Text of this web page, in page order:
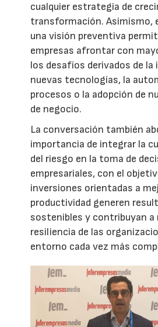
cualquier estrategia de
transformación. Asimismo,
una visión preventiva
empresas afrontar con
los desafíos derivados de la
nuevas tecnologías, la
procesos o la adopción de
de negocio.
La conversación también
importancia de integrar la
del riesgo en la toma de
empresariales, con el
inversiones orientadas a
productividad generen
sostenibles y contribuyan a
resiliencia de las
entorno cada vez más